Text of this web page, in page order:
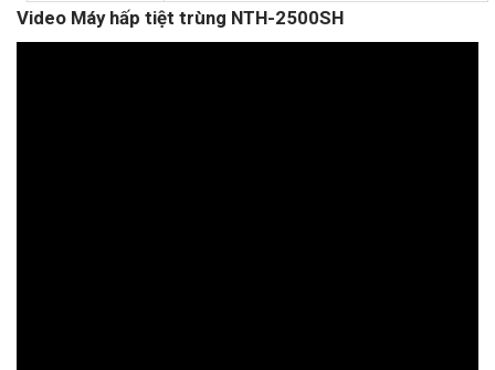
Video Máy hấp tiệt trùng NTH-2500SH